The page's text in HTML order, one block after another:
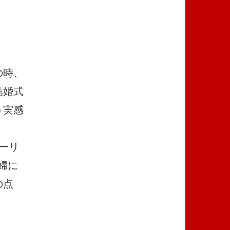
、
婚式
感
リ
に